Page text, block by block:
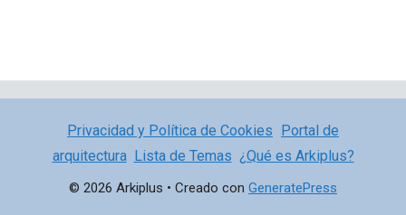
Privacidad y Política de Cookies Portal de
arquitectura Lista de Temas ¿Qué es Arkiplus?
© 2026 Arkiplus • Creado con GeneratePress